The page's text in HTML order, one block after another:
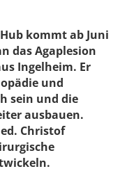
kommt ab Juni
das Agaplesion
Ingelheim. Er
und
sein und die
ausbauen.
Christof